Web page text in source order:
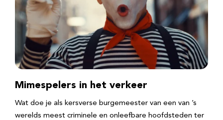
Mimespelers in het verkeer
Wat doe je als kersverse burgemeester van een van ’s
werelds meest criminele en onleefbare hoofdsteden ter